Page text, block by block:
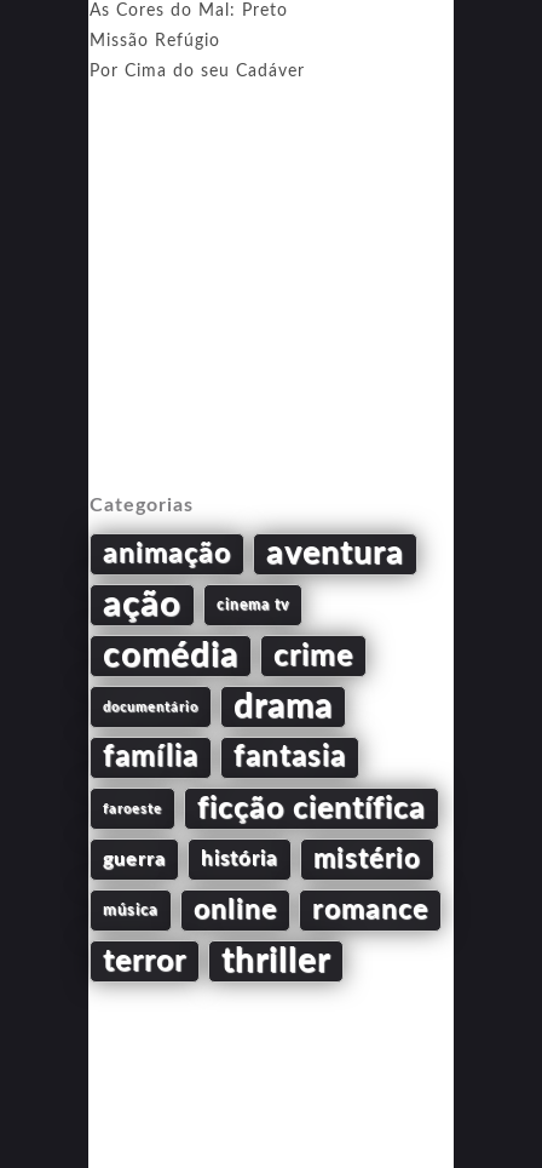
As Cores do Mal: Preto
Missão Refúgio
Por Cima do seu Cadáver
Categorias
animação aventura
ação cinema tv
comédia crime
documentário drama
família fantasia
faroeste ficção científica
guerra história mistério
música online romance
terror thriller